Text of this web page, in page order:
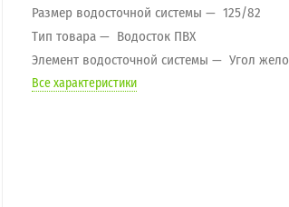
Размер водосточной системы
125/82
Тип товара
Водосток ПВХ
Элемент водосточной системы
Угол
Все характеристики